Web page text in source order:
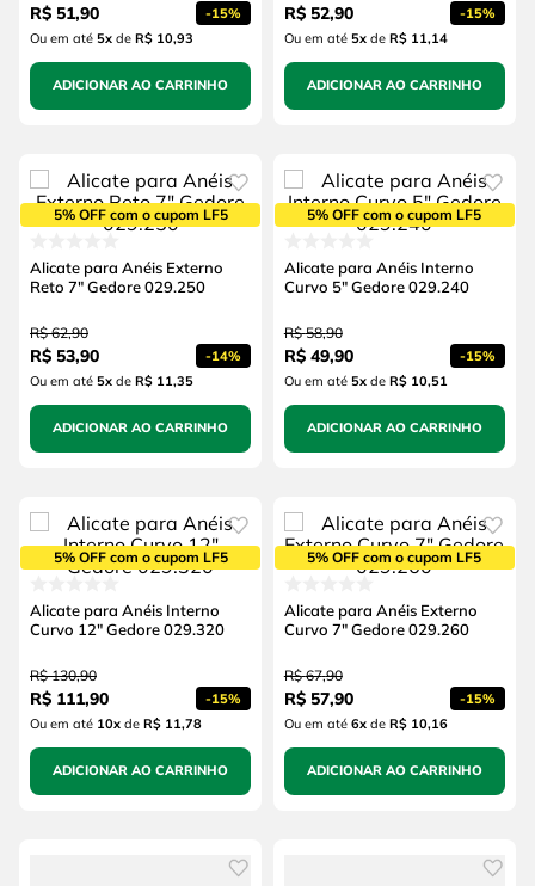
R$ 51,90 -15%
Ou em até 5xde R$ 10,93
ADICIONAR AO CARRINHO
R$ 52,90 -15%
Ou em até 5xde R$ 11,14
ADICIONAR AO CARRINHO
5% OFF com o cupom LF5
Alicate para Anéis Externo
Reto 7" Gedore 029.250
R$ 62,90
R$ 53,90 -14%
Ou em até 5xde R$ 11,35
ADICIONAR AO CARRINHO
5% OFF com o cupom LF5
Alicate para Anéis Interno
Curvo 5" Gedore 029.240
R$ 58,90
R$ 49,90 -15%
Ou em até 5xde R$ 10,51
ADICIONAR AO CARRINHO
5% OFF com o cupom LF5
Alicate para Anéis Interno
Curvo 12" Gedore 029.320
R$ 130,90
R$ 111,90 -15%
Ou em até 10xde R$ 11,78
ADICIONAR AO CARRINHO
5% OFF com o cupom LF5
Alicate para Anéis Externo
Curvo 7" Gedore 029.260
R$ 67,90
R$ 57,90 -15%
Ou em até 6xde R$ 10,16
ADICIONAR AO CARRINHO